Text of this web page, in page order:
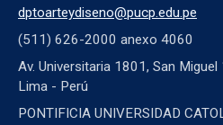
dptoarteydiseno@pucp.edu.pe
(511) 626-2000 anexo 4060
Av. Universitaria 1801, San
Lima - Perú
PONTIFICIA UNIVERSIDAD